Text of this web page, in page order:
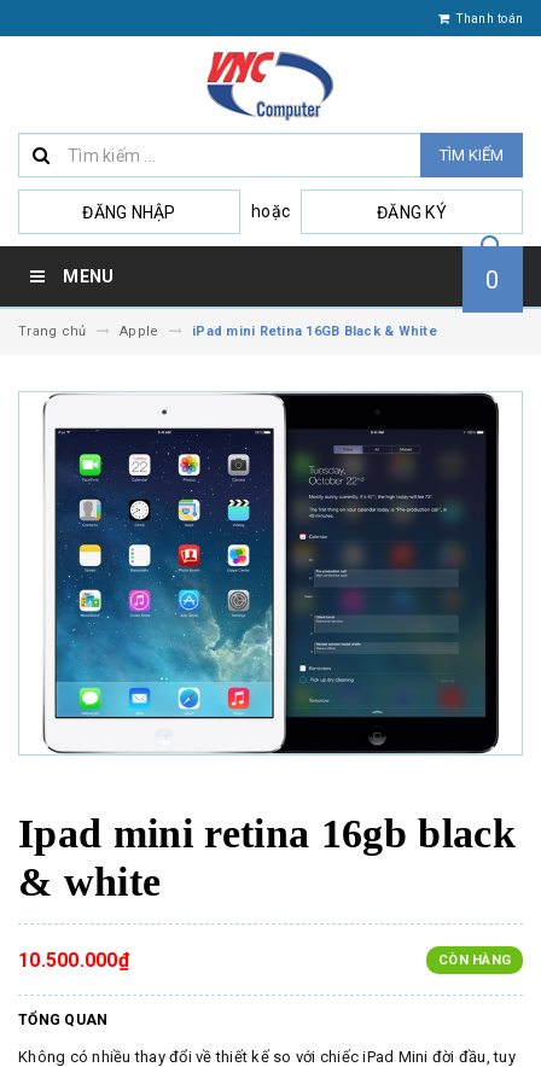
Thanh toán
TÌM KIẾM
ĐĂNG NHẬP hoặc ĐĂNG KÝ
MENU 0
Trang chủ Apple iPad mini Retina 16GB Black & White
Ipad mini retina 16gb black
& white
10.500.000₫ CÒN HÀNG
TỔNG QUAN
Không có nhiều thay đổi về thiết kế so với chiếc iPad Mini đời đầu, tuy